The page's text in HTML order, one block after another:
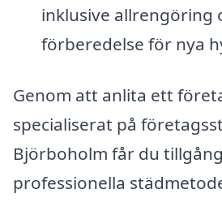
inklusive allrengöring
förberedelse för nya
Genom att anlita ett
specialiserat på
Björboholm får du
professionella